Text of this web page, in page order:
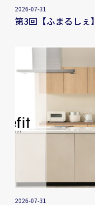
2026-07-31
第3回【ふまるしぇ
2026-07-31